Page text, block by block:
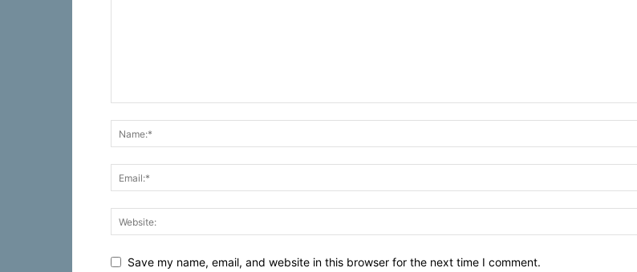
Save my name, email, and website in this browser for the next time I comment.